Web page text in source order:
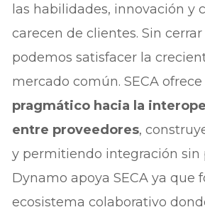
las habilidades, innovación y
carecen de clientes. Sin
podemos satisfacer la
mercado común. SECA ofrece
pragmático hacia la
entre proveedores,
y permitiendo integración sin
Dynamo apoya SECA ya que
ecosistema colaborativo